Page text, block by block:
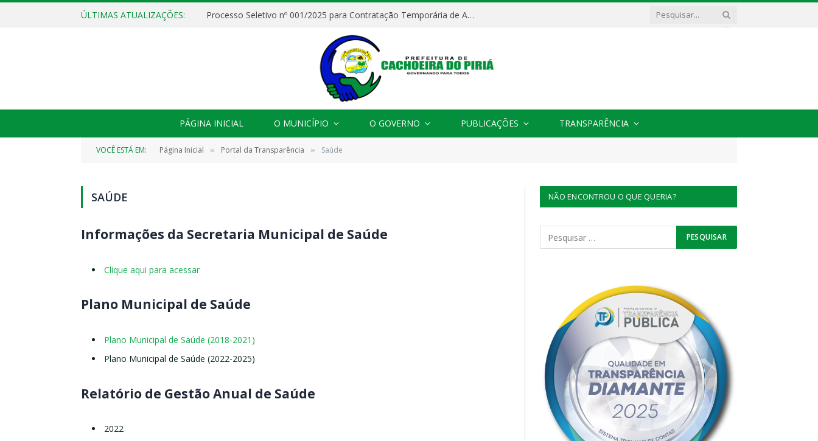
ÚLTIMAS ATUALIZAÇÕES: Processo Seletivo nº 001/2025 para Contratação Temporária de Agentes Comunitários de Saúde (ACS)
PÁGINA INICIAL O MUNICÍPIO O GOVERNO PUBLICAÇÕES TRANSPARÊNCIA
VOCÊ ESTÁ EM: Página Inicial » Portal da Transparência » Saúde
SAÚDE
Informações da Secretaria Municipal de Saúde
Clique aqui para acessar
Plano Municipal de Saúde
Plano Municipal de Saúde (2018-2021)
Plano Municipal de Saúde (2022-2025)
Relatório de Gestão Anual de Saúde
2022
NÃO ENCONTROU O QUE QUERIA?